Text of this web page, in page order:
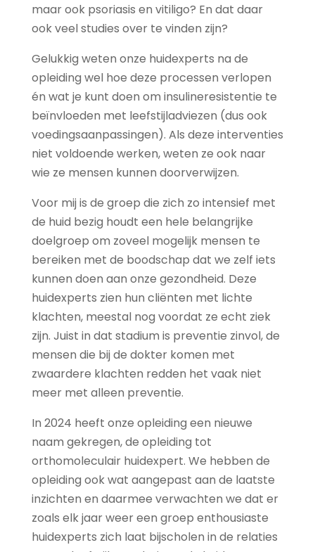
maar ook psoriasis en vitiligo? En dat daar
ook veel studies over te vinden zijn?
Gelukkig weten onze huidexperts na de
opleiding wel hoe deze processen verlopen
én wat je kunt doen om insulineresistentie te
beïnvloeden met leefstijladviezen (dus ook
voedingsaanpassingen). Als deze interventies
niet voldoende werken, weten ze ook naar
wie ze mensen kunnen doorverwijzen.
Voor mij is de groep die zich zo intensief met
de huid bezig houdt een hele belangrijke
doelgroep om zoveel mogelijk mensen te
bereiken met de boodschap dat we zelf iets
kunnen doen aan onze gezondheid. Deze
huidexperts zien hun cliënten met lichte
klachten, meestal nog voordat ze echt ziek
zijn. Juist in dat stadium is preventie zinvol, de
mensen die bij de dokter komen met
zwaardere klachten redden het vaak niet
meer met alleen preventie.
In 2024 heeft onze opleiding een nieuwe
naam gekregen, de opleiding tot
orthomoleculair huidexpert. We hebben de
opleiding ook wat aangepast aan de laatste
inzichten en daarmee verwachten we dat er
zoals elk jaar weer een groep enthousiaste
huidexperts zich laat bijscholen in de relaties